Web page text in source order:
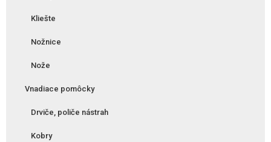
Kliešte
Nožnice
Nože
Vnadiace pomôcky
Drviče, poliče nástrah
Kobry